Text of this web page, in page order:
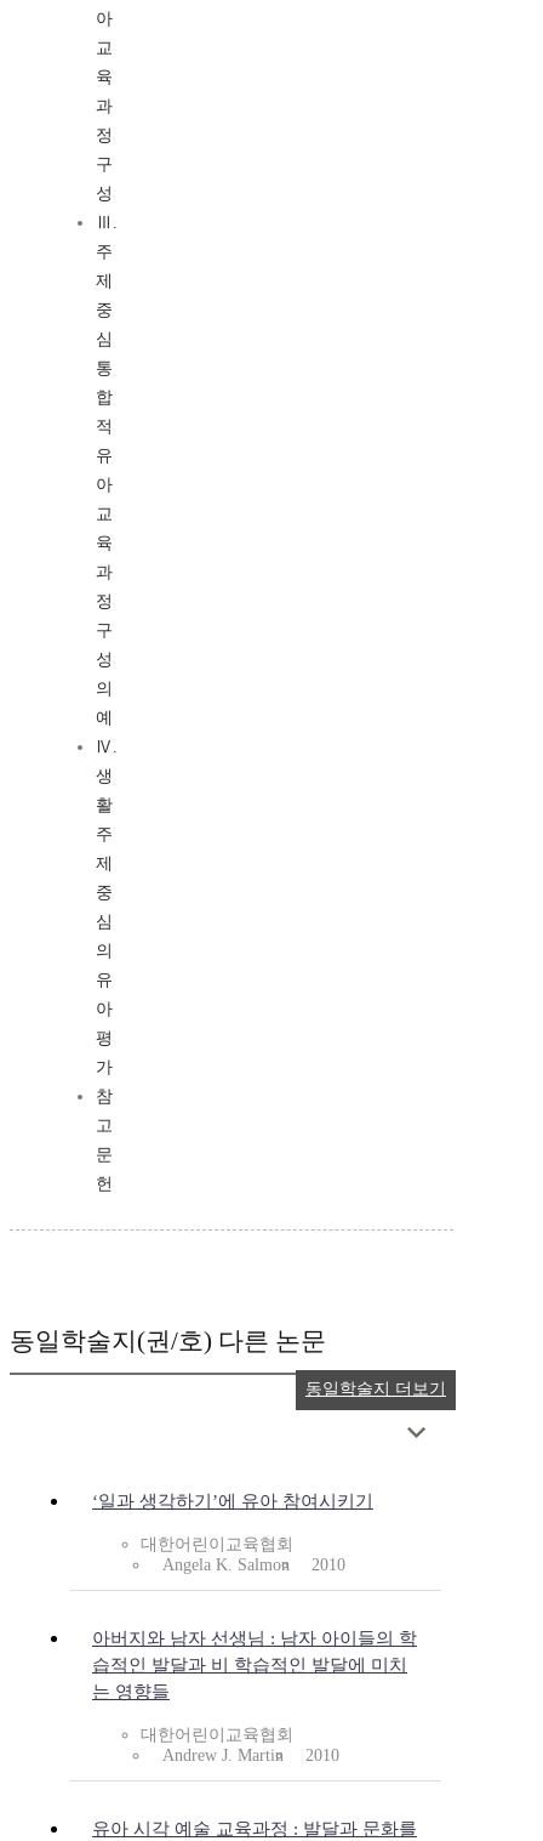
아
교
육
과
정
구
성
Ⅲ.
주
제
중
심
통
합
적
유
아
교
육
과
정
구
성
의
예
Ⅳ.
생
활
주
제
중
심
의
유
아
평
가
참
고
문
헌
동일학술지(권/호) 다른 논문
‘일과 생각하기’에 유아 참여시키기
대한어린이교육협회
Angela K. Salmon
2010
아버지와 남자 선생님 : 남자 아이들의 학
습적인 발달과 비 학습적인 발달에 미치
는 영향들
대한어린이교육협회
Andrew J. Martin
2010
유아 시각 예술 교육과정 : 발달과 문화를
동일학술지 더보기